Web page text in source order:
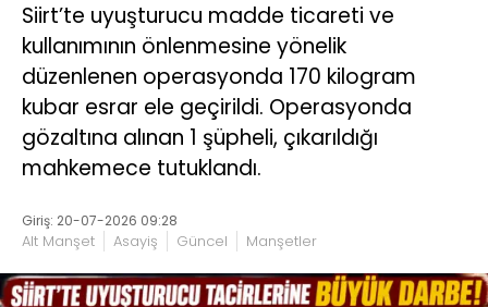
Siirt’te uyuşturucu madde ticareti ve
kullanımının önlenmesine yönelik
düzenlenen operasyonda 170 kilogram
kubar esrar ele geçirildi. Operasyonda
gözaltına alınan 1 şüpheli, çıkarıldığı
mahkemece tutuklandı.
Giriş: 20-07-2026 09:28
Alt Manşet Asayiş Güncel Manşetler